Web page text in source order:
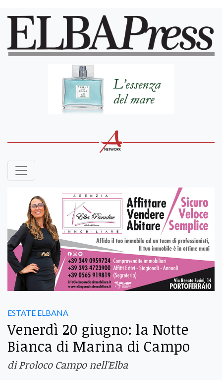
ESTATE ELBANA
Venerdì 20 giugno: la Notte
Bianca di Marina di Campo
di Proloco Campo nell'Elba